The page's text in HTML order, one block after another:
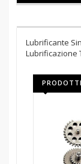
Lubrificante
Lubrificazione